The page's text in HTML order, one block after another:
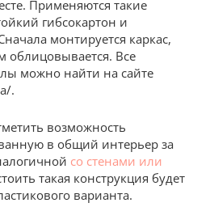
Применяются такие
гибсокартон и
монтируется каркас,
облицовывается. Все
можно найти на сайте
.
возможность
в общий интерьер за
со стенами или
такая конструкция будет
варианта.